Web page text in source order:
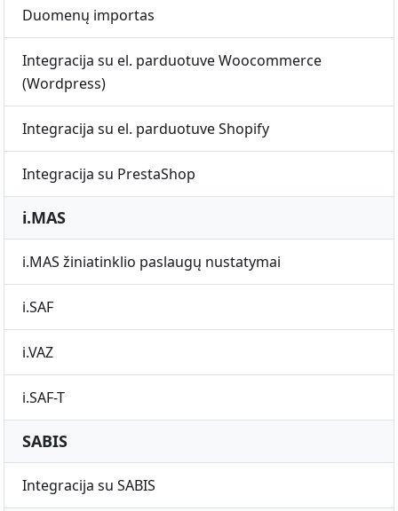
Duomenų importas
Integracija su el. parduotuve Woocommerce
(Wordpress)
Integracija su el. parduotuve Shopify
Integracija su PrestaShop
i.MAS
i.MAS žiniatinklio paslaugų nustatymai
i.SAF
i.VAZ
i.SAF-T
SABIS
Integracija su SABIS